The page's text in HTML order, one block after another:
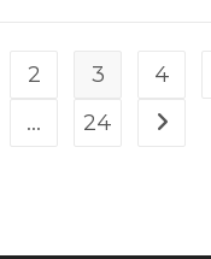
2 3 4
…
24